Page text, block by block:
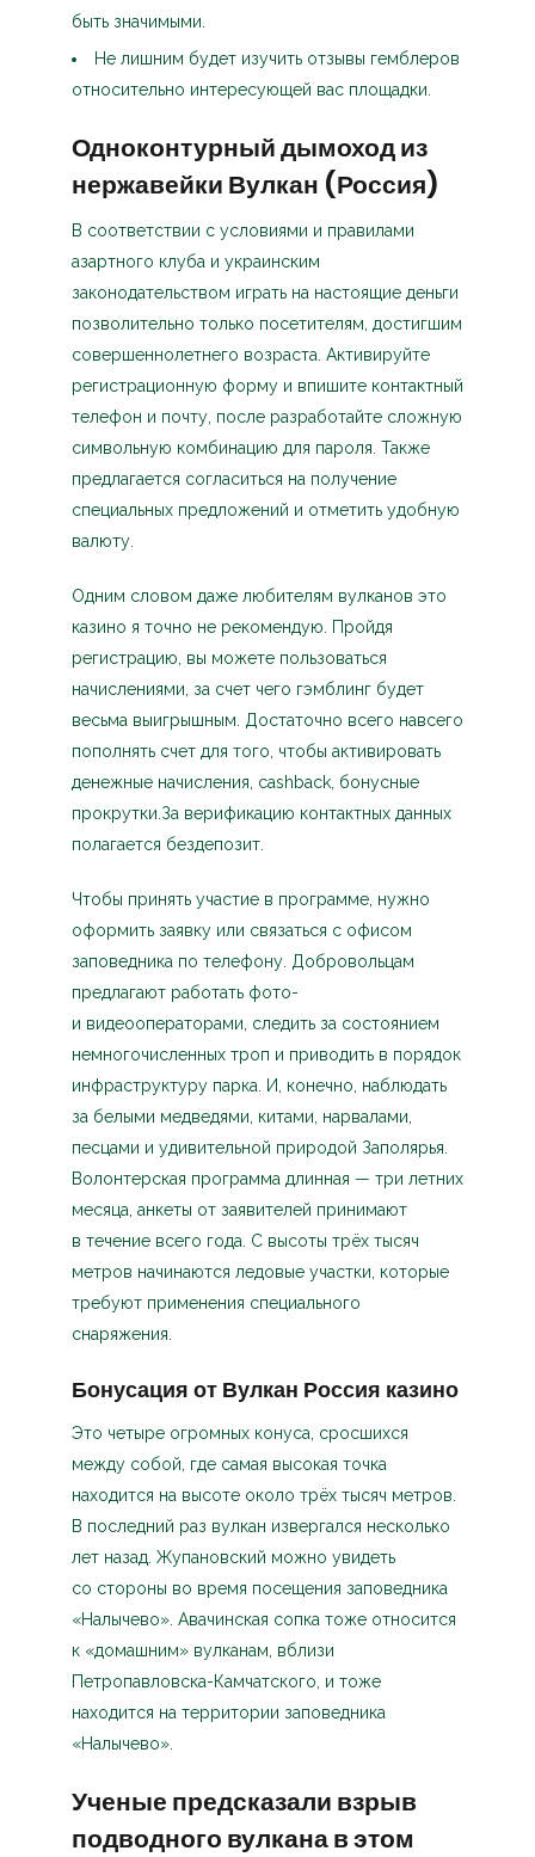
быть значимыми.
Не лишним будет изучить отзывы гемблеров
относительно интересующей вас площадки.
Одноконтурный дымоход из
нержавейки Вулкан (Россия)
В соответствии с условиями и правилами
азартного клуба и украинским
законодательством играть на настоящие деньги
позволительно только посетителям, достигшим
совершеннолетнего возраста. Активируйте
регистрационную форму и впишите контактный
телефон и почту, после разработайте сложную
символьную комбинацию для пароля. Также
предлагается согласиться на получение
специальных предложений и отметить удобную
валюту.
Одним словом даже любителям вулканов это
казино я точно не рекомендую. Пройдя
регистрацию, вы можете пользоваться
начислениями, за счет чего гэмблинг будет
весьма выигрышным. Достаточно всего навсего
пополнять счет для того, чтобы активировать
денежные начисления, cashback, бонусные
прокрутки.За верификацию контактных данных
полагается бездепозит.
Чтобы принять участие в программе, нужно
оформить заявку или связаться с офисом
заповедника по телефону. Добровольцам
предлагают работать фото-
и видеооператорами, следить за состоянием
немногочисленных троп и приводить в порядок
инфраструктуру парка. И, конечно, наблюдать
за белыми медведями, китами, нарвалами,
песцами и удивительной природой Заполярья.
Волонтерская программа длинная — три летних
месяца, анкеты от заявителей принимают
в течение всего года. С высоты трёх тысяч
метров начинаются ледовые участки, которые
требуют применения специального
снаряжения.
Бонусация от Вулкан Россия казино
Это четыре огромных конуса, сросшихся
между собой, где самая высокая точка
находится на высоте около трёх тысяч метров.
В последний раз вулкан извергался несколько
лет назад. Жупановский можно увидеть
со стороны во время посещения заповедника
«Налычево». Авачинская сопка тоже относится
к «домашним» вулканам, вблизи
Петропавловска-Камчатского, и тоже
находится на территории заповедника
«Налычево».
Ученые предсказали взрыв
подводного вулкана в этом